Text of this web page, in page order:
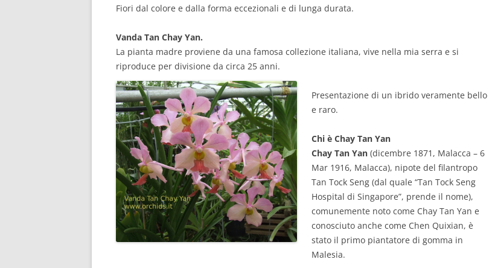
Fiori dal colore e dalla forma eccezionali e di lunga durata.
Vanda Tan Chay Yan.
La pianta madre proviene da una famosa collezione italiana, vive nella mia serra e si
riproduce per divisione da circa 25 anni.
Presentazione di un ibrido veramente bello
e raro.
Chi è Chay Tan Yan
Chay Tan Yan (dicembre 1871, Malacca – 6
Mar 1916, Malacca), nipote del filantropo
Tan Tock Seng (dal quale “Tan Tock Seng
Hospital di Singapore”, prende il nome),
comunemente noto come Chay Tan Yan e
conosciuto anche come Chen Quixian, è
stato il primo piantatore di gomma in
Malesia.